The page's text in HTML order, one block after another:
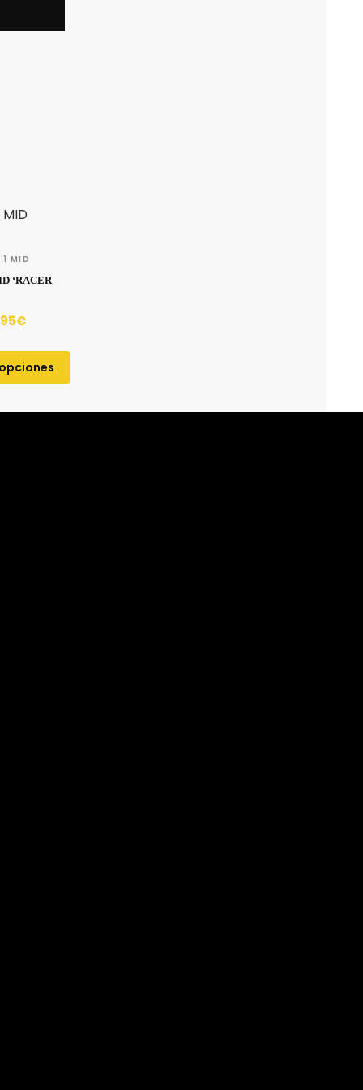
MID
‘RACER
€